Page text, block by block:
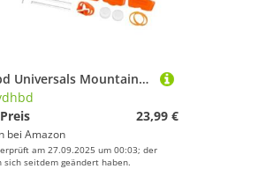
Zkydhbd Universals Mountainbikes Hydraulikbremsblutungen Set Scheibenbremsen Mineralöl Blutblutsreparaturwerkzeug Dauerhafte Hydraulikblutungen Blutungen Roadbikes
23,99 €
bei Amazon
am 27.09.2025 um 00:03; der
sich seitdem geändert haben.